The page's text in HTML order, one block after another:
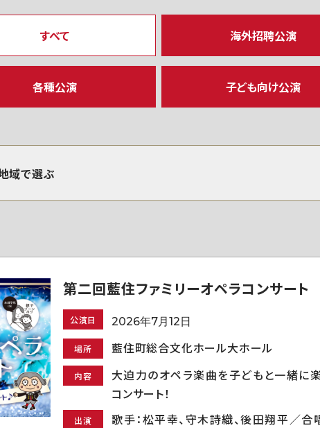
すべて 海外招聘公演
各種公演 子ども向け公演
域で選ぶ
第二回藍住ファミリーオペラコンサート
公演日 2026年7月12日
場所 藍住町総合文化ホール大ホール
内容
大迫力のオペラ楽曲を子どもと一緒に
コンサート！
出演
歌手：松平幸、守木詩織、後田翔平／合